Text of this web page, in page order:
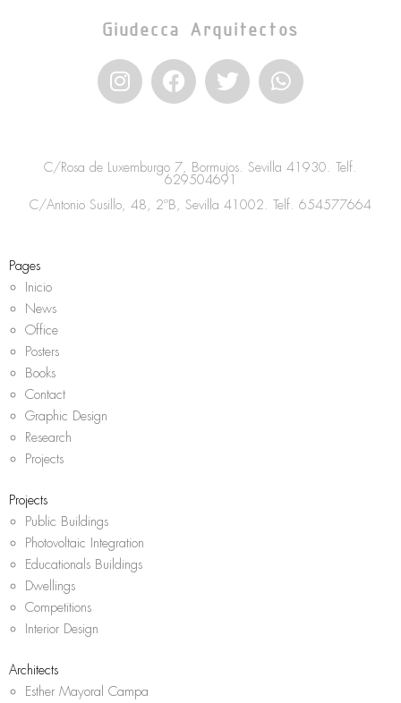
Giudecca Arquitectos
I
n
s
a
g
r
F
a
c
b
o
o
T
w
i
t
e
r
W
h
a
s
a
p
C/Rosa de Luxemburgo 7, Bormujos. Sevilla 41930. Telf.
629504691
C/Antonio Susillo, 48, 2ºB, Sevilla 41002. Telf. 654577664
Pages
Inicio
News
Office
Posters
Books
Contact
Graphic Design
Research
Projects
Projects
Public Buildings
Photovoltaic Integration
Educationals Buildings
Dwellings
Competitions
Interior Design
Architects
Esther Mayoral Campa